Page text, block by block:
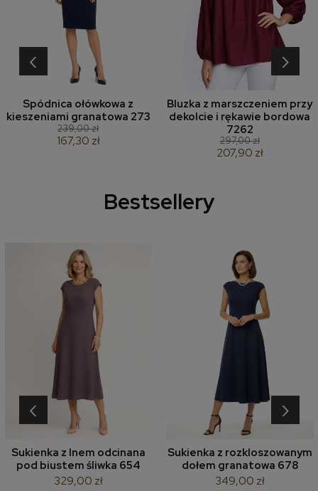
Spódnica ołówkowa z
kieszeniami granatowa 273
239,00 zł
167,30 zł
Bluzka z marszczeniem przy
dekolcie i rękawie bordowa
7262
297,00 zł
207,90 zł
‹ ›
Bestsellery
Sukienka z lnem odcinana
pod biustem śliwka 654
329,00 zł
Sukienka z rozkloszowanym
dołem granatowa 678
349,00 zł
‹ ›